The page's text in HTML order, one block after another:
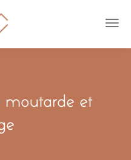
moutarde et